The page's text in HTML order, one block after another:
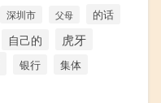
深圳市 父母 的话
自己的 虎牙
银行 集体